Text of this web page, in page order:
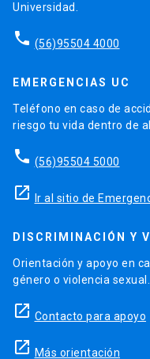
Universidad.
phone (56)95504 4000
EMERGENCIAS UC
Teléfono en caso de
riesgo tu vida dentro de
phone (56)95504 5000
launch Ir al sitio de
DISCRIMINACIÓN Y
Orientación y apoyo en
género o violencia sexual.
launch Contacto para apoyo
launch Más orientación